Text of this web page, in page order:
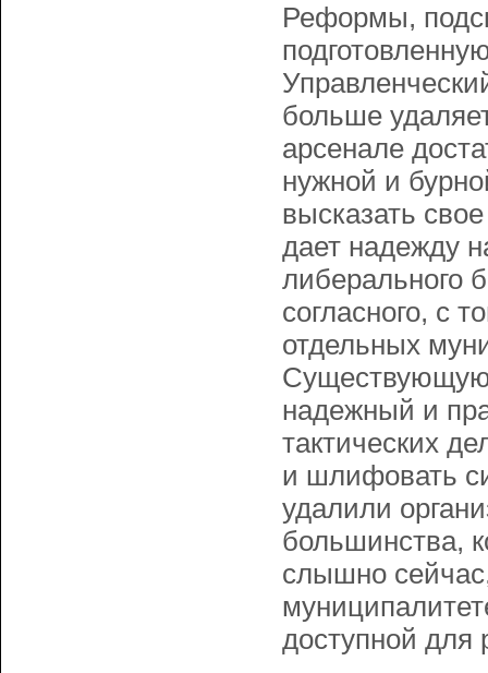
Реформы,
больше
арсенале
нужной и
высказать
дает надежду
либерального
согласного, с
отдельных
Существующую
надежный и
тактических
и шлифовать
удалили
большинства,
слышно
доступной для